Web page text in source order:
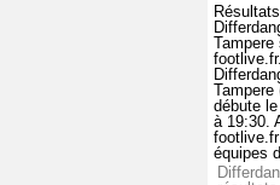
Tampere
footlive.fr.
Tampere
débute
à 19:30.
équipes